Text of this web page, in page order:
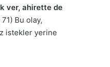
ver, ahirette de
Bu olay,
istekler yerine